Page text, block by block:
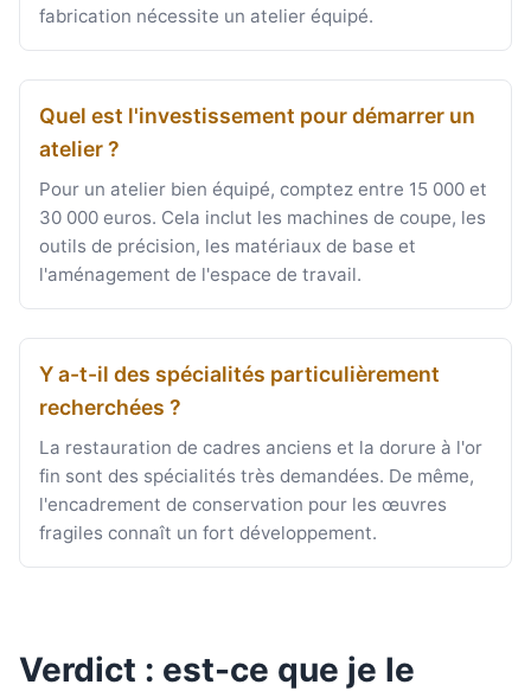
fabrication nécessite un atelier équipé.
Quel est l'investissement pour démarrer un
atelier ?
Pour un atelier bien équipé, comptez entre 15 000 et
30 000 euros. Cela inclut les machines de coupe, les
outils de précision, les matériaux de base et
l'aménagement de l'espace de travail.
Y a-t-il des spécialités particulièrement
recherchées ?
La restauration de cadres anciens et la dorure à l'or
fin sont des spécialités très demandées. De même,
l'encadrement de conservation pour les œuvres
fragiles connaît un fort développement.
Verdict : est-ce que je le